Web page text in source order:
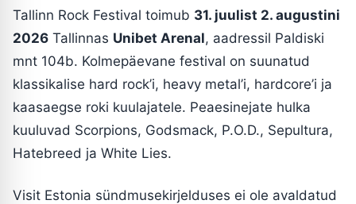
Tallinn Rock Festival toimub 31. juulist 2. augustini
2026 Tallinnas Unibet Arenal, aadressil Paldiski
mnt 104b. Kolmepäevane festival on suunatud
klassikalise hard rock’i, heavy metal’i, hardcore’i ja
kaasaegse roki kuulajatele. Peaesinejate hulka
kuuluvad Scorpions, Godsmack, P.O.D., Sepultura,
Hatebreed ja White Lies.
Visit Estonia sündmusekirjelduses ei ole avaldatud